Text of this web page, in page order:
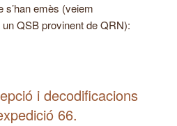
s’han emès (veiem
QSB provinent de QRN):
i decodificacions
66.